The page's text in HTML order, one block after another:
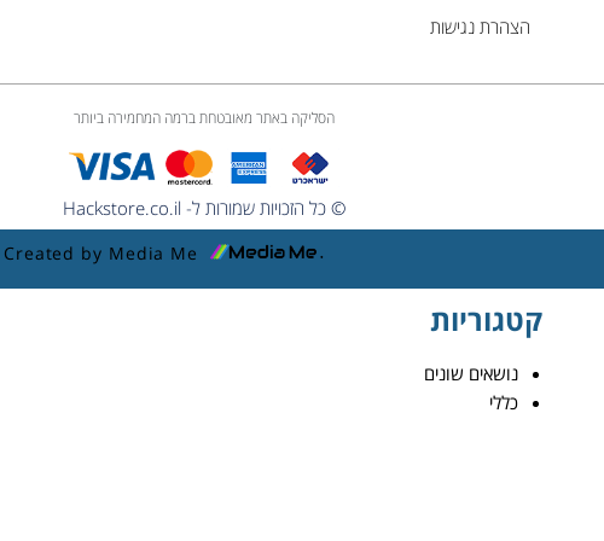
הצהרת נגישות
הסליקה באתר מאובטחת ברמה המחמירה ביותר
© כל הזכויות שמורות ל- Hackstore.co.il
Created by Media Me
קטגוריות
נושאים שונים
כללי